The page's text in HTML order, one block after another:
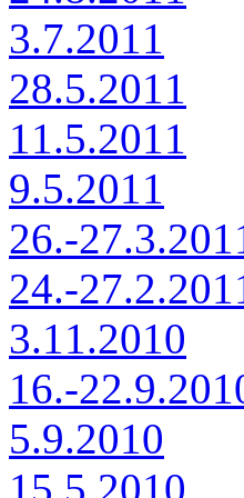
3.7.2011
28.5.2011
11.5.2011
9.5.2011
26.-
24.-
3.11.2010
16.-
5.9.2010